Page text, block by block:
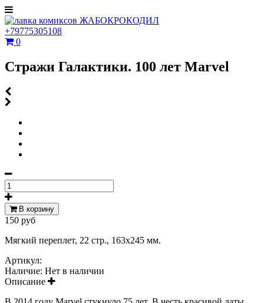
+79775305108
0
Стражи Галактики. 100 лет Marvel
В корзину
150 руб
Мягкий переплет, 22 стр., 163х245 мм.
Артикул:
Наличие: Нет в наличии
Описание